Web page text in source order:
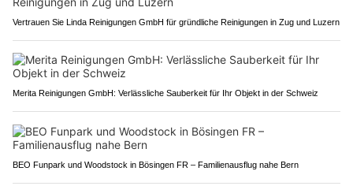
Vertrauen Sie Linda Reinigungen GmbH für gründliche Reinigungen in Zug und Luzern
Merita Reinigungen GmbH: Verlässliche Sauberkeit für Ihr Objekt in der Schweiz
BEO Funpark und Woodstock in Bösingen FR – Familienausflug nahe Bern